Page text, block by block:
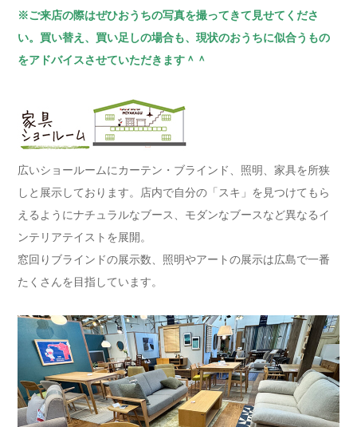
※ご来店の際はぜひおうちの写真を撮ってきて見せてくださ
い。買い替え、買い足しの場合も、現状のおうちに似合うもの
をアドバイスさせていただきます＾＾
広いショールームにカーテン・ブラインド、照明、家具を所狭
しと展示しております。店内で自分の「スキ」を見つけてもら
えるようにナチュラルなブース、モダンなブースなど異なるイ
ンテリアテイストを展開。
窓回りブラインドの展示数、照明やアートの展示は広島で一番
たくさんを目指しています。